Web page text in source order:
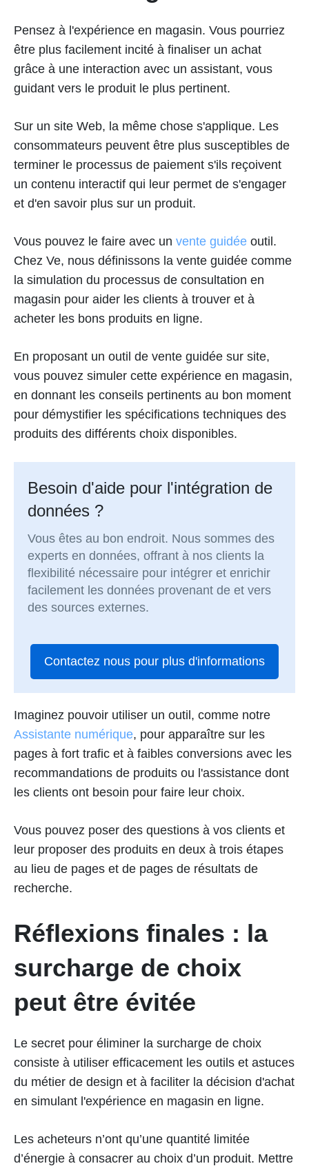
Pensez à l'expérience en magasin. Vous pourriez
être plus facilement incité à finaliser un achat
grâce à une interaction avec un assistant, vous
guidant vers le produit le plus pertinent.
Sur un site Web, la même chose s'applique. Les
consommateurs peuvent être plus susceptibles de
terminer le processus de paiement s'ils reçoivent
un contenu interactif qui leur permet de s'engager
et d'en savoir plus sur un produit.
Vous pouvez le faire avec un vente guidée outil.
Chez Ve, nous définissons la vente guidée comme
la simulation du processus de consultation en
magasin pour aider les clients à trouver et à
acheter les bons produits en ligne.
En proposant un outil de vente guidée sur site,
vous pouvez simuler cette expérience en magasin,
en donnant les conseils pertinents au bon moment
pour démystifier les spécifications techniques des
produits des différents choix disponibles.
Besoin d'aide pour l'intégration de
données ?
Vous êtes au bon endroit. Nous sommes des
experts en données, offrant à nos clients la
flexibilité nécessaire pour intégrer et enrichir
facilement les données provenant de et vers
des sources externes.
Contactez nous pour plus d'informations
Imaginez pouvoir utiliser un outil, comme notre
Assistante numérique, pour apparaître sur les
pages à fort trafic et à faibles conversions avec les
recommandations de produits ou l'assistance dont
les clients ont besoin pour faire leur choix.
Vous pouvez poser des questions à vos clients et
leur proposer des produits en deux à trois étapes
au lieu de pages et de pages de résultats de
recherche.
Réflexions finales : la
surcharge de choix
peut être évitée
Le secret pour éliminer la surcharge de choix
consiste à utiliser efficacement les outils et astuces
du métier de design et à faciliter la décision d'achat
en simulant l'expérience en magasin en ligne.
Les acheteurs n’ont qu’une quantité limitée
d’énergie à consacrer au choix d’un produit. Mettre